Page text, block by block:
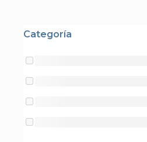
Categoría